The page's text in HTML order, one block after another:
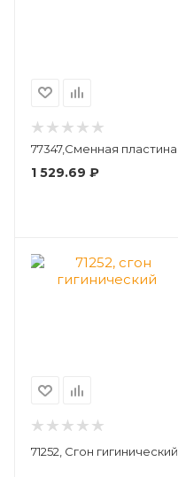
77347,Сменная пластина
1 529.69 ₽
71252, Сгон гигинический